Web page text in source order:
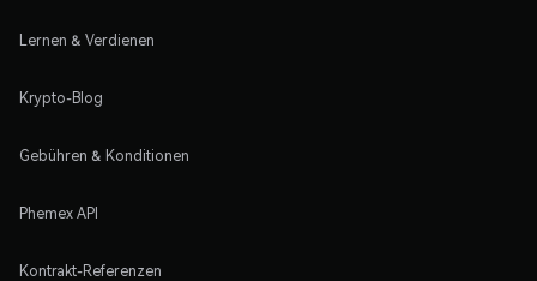
Lernen & Verdienen
Krypto-Blog
Gebühren & Konditionen
Phemex API
Kontrakt-Referenzen